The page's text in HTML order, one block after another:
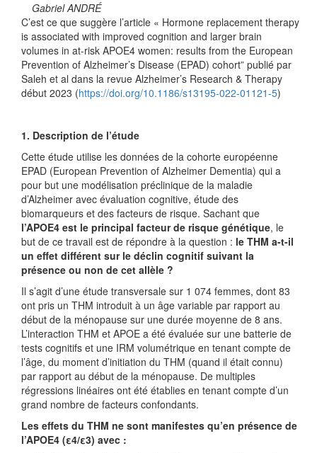
Gabriel ANDRÉ
C’est ce que suggère l’article « Hormone replacement therapy
is associated with improved cognition and larger brain
volumes in at‑risk APOE4 women: results from the European
Prevention of Alzheimer’s Disease (EPAD) cohort” publié par
Saleh et al dans la revue Alzheimer’s Research & Therapy
début 2023 (https://doi.org/10.1186/s13195-022-01121-5)
1. Description de l’étude
Cette étude utilise les données de la cohorte européenne
EPAD (European Prevention of Alzheimer Dementia) qui a
pour but une modélisation préclinique de la maladie
d’Alzheimer avec évaluation cognitive, étude des
biomarqueurs et des facteurs de risque. Sachant que
l’APOE4 est le principal facteur de risque génétique, le
but de ce travail est de répondre à la question : le THM a-t-il
un effet différent sur le déclin cognitif suivant la
présence ou non de cet allèle ?
Il s’agit d’une étude transversale sur 1 074 femmes, dont 83
ont pris un THM introduit à un âge variable par rapport au
début de la ménopause sur une durée moyenne de 8 ans.
L’interaction THM et APOE a été évaluée sur une batterie de
tests cognitifs et une IRM volumétrique en tenant compte de
l’âge, du moment d’initiation du THM (quand il était connu)
par rapport au début de la ménopause. De multiples
régressions linéaires ont été établies en tenant compte d’un
grand nombre de facteurs confondants.
Les effets du THM ne sont manifestes qu’en présence de
l’APOE4 (ε4/ε3) avec :